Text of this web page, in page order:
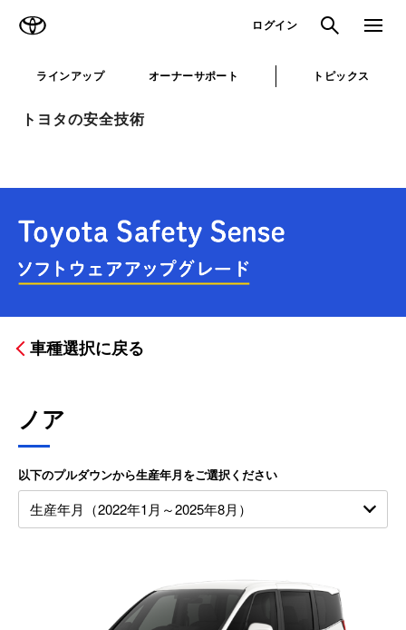
ログイン 検索 メニュ
ラインアップ オーナーサポート トピックス
トヨタの安全技術
車種選択に戻る
ノア
以下のプルダウンから生産年月をご選択ください